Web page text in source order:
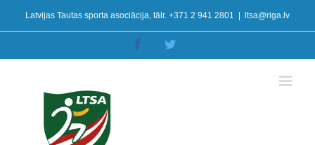
content
Latvijas Tautas sporta asociācija, tālr. +371 2 941 2801 ltsa@riga.lv
Facebook